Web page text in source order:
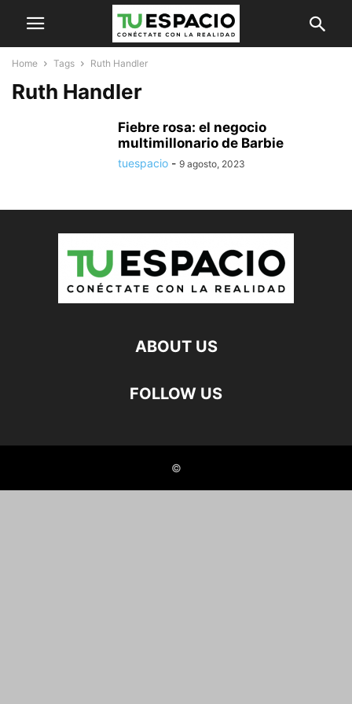
Home Tags Ruth Handler
Ruth Handler
Fiebre rosa: el negocio
multimillonario de Barbie
tuespacio - 9 agosto, 2023
ABOUT US
FOLLOW US
©